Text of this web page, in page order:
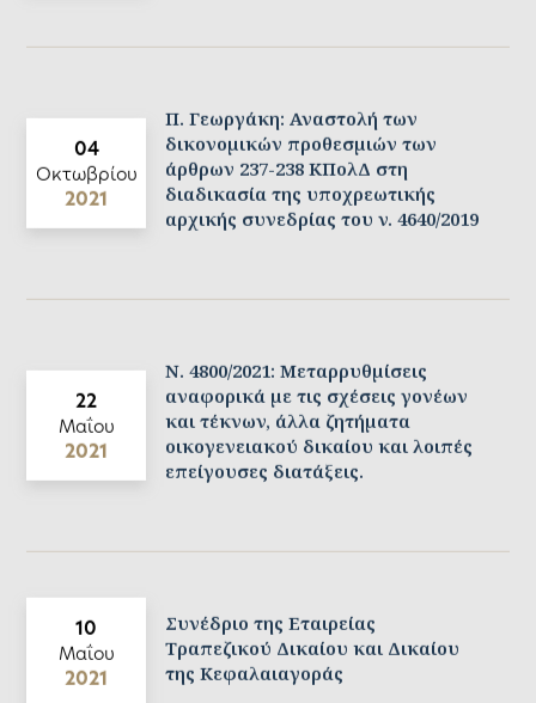
04
Οκτωβρίου
2021
Π. Γεωργάκη: Αναστολή των
δικονομικών προθεσμιών των
άρθρων 237-238 ΚΠολΔ στη
διαδικασία της υποχρεωτικής
αρχικής συνεδρίας του ν. 4640/2019
22
Μαΐου
2021
Ν. 4800/2021: Μεταρρυθμίσεις
αναφορικά με τις σχέσεις γονέων
και τέκνων, άλλα ζητήματα
οικογενειακού δικαίου και λοιπές
επείγουσες διατάξεις.
10
Μαΐου
2021
Συνέδριο της Εταιρείας
Τραπεζικού Δικαίου και Δικαίου
της Κεφαλαιαγοράς